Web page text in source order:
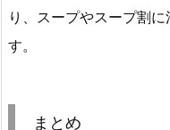
り、スープやスープ割
す。
まとめ